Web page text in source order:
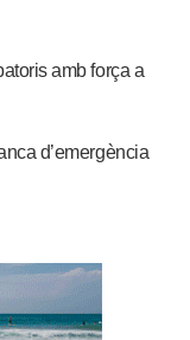
amb força a
d’emergència